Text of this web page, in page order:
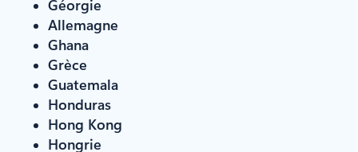
Géorgie
Allemagne
Ghana
Grèce
Guatemala
Honduras
Hong Kong
Hongrie